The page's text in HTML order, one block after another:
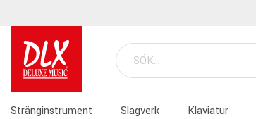
Stränginstrument Slagverk Klaviatur